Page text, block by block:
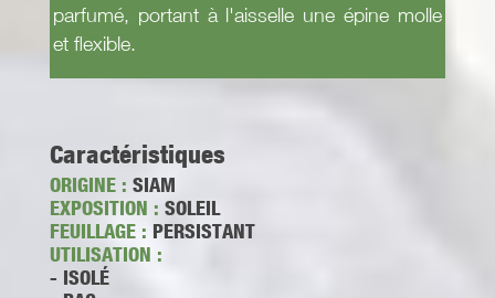
parfumé, portant à l'aisselle une épine molle
et flexible.
Caractéristiques
ORIGINE : SIAM
EXPOSITION : SOLEIL
FEUILLAGE : PERSISTANT
UTILISATION :
- ISOLÉ